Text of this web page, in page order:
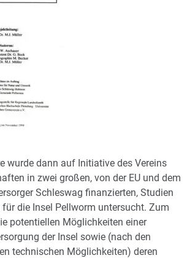
wurde dann auf Initiative des Vereins
in zwei großen, von der EU und dem
Schleswag finanzierten, Studien
für die Insel Pellworm untersucht. Zum
potentiellen Möglichkeiten einer
der Insel sowie (nach den
technischen Möglichkeiten) deren